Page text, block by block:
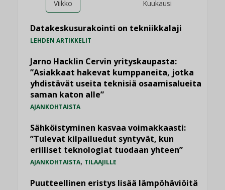
Viikko Kuukausi
Datakeskusurakointi on tekniikkalaji
LEHDEN ARTIKKELIT
Jarno Hacklin Cervin yrityskaupasta:
”Asiakkaat hakevat kumppaneita, jotka
yhdistävät useita teknisiä osaamisalueita
saman katon alle”
AJANKOHTAISTA
Sähköistyminen kasvaa voimakkaasti:
”Tulevat kilpailuedut syntyvät, kun
erilliset teknologiat tuodaan yhteen”
AJANKOHTAISTA, TILAAJILLE
Puutteellinen eristys lisää lämpöhäviöitä